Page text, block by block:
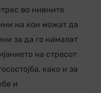
во нивните
на кои можат да
за да го намалат
на стресот
како и за
и